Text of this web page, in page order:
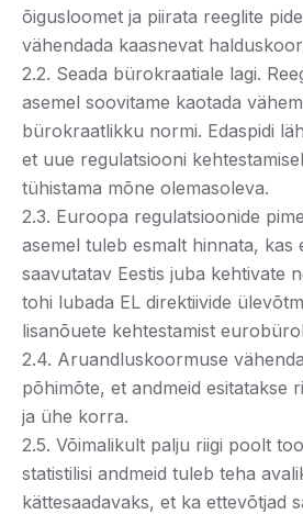
õigusloomet ja piirata reeglite
vähendada kaasnevat
2.2. Seada bürokraatiale lagi.
asemel soovitame kaotada
bürokraatlikku normi. Edaspidi
et uue regulatsiooni
tühistama mõne olemasoleva.
2.3. Euroopa regulatsioonide
asemel tuleb esmalt hinnata, kas
saavutatav Eestis juba kehtivate
tohi lubada EL direktiivide
lisanõuete kehtestamist
2.4. Aruandluskoormuse
põhimõte, et andmeid esitatakse
ja ühe korra.
2.5. Võimalikult palju riigi poolt
statistilisi andmeid tuleb teha
kättesaadavaks, et ka ettevõtjad